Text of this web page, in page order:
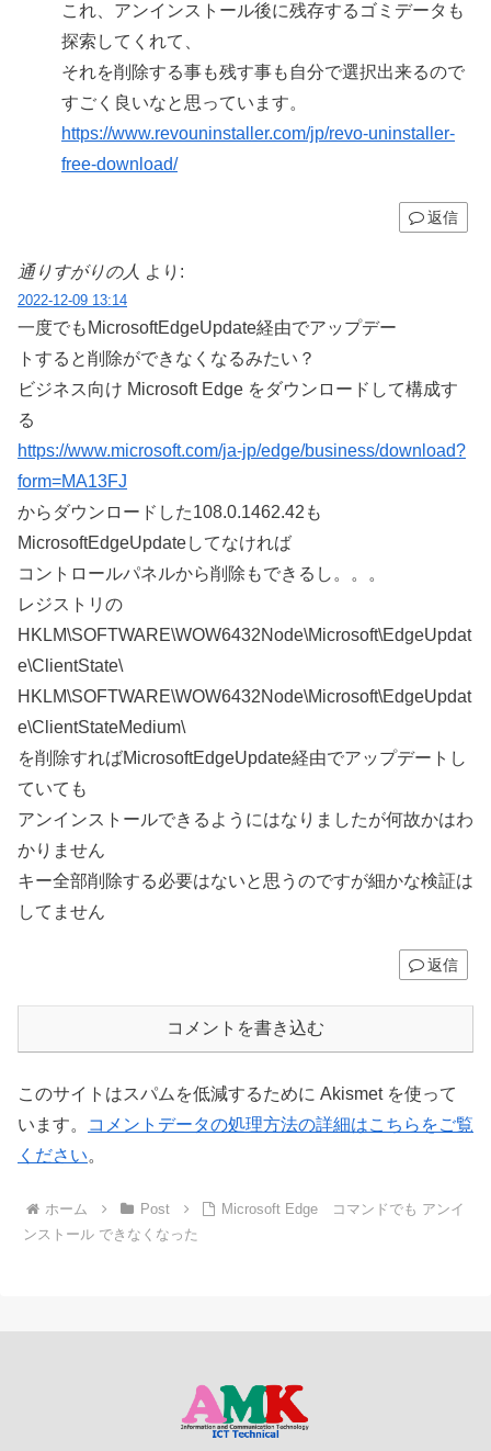
これ、アンインストール後に残存するゴミデータも
探索してくれて、
それを削除する事も残す事も自分で選択出来るので
すごく良いなと思っています。
https://www.revouninstaller.com/jp/revo-uninstaller-
free-download/
返信
通りすがりの人 より:
2022-12-09 13:14
一度でもMicrosoftEdgeUpdate経由でアップデー
トすると削除ができなくなるみたい？
ビジネス向け Microsoft Edge をダウンロードして構成す
る
https://www.microsoft.com/ja-jp/edge/business/download?
form=MA13FJ
からダウンロードした108.0.1462.42も
MicrosoftEdgeUpdateしてなければ
コントロールパネルから削除もできるし。。。
レジストリの
HKLM\SOFTWARE\WOW6432Node\Microsoft\EdgeUpdat
e\ClientState\
HKLM\SOFTWARE\WOW6432Node\Microsoft\EdgeUpdat
e\ClientStateMedium\
を削除すればMicrosoftEdgeUpdate経由でアップデートし
ていても
アンインストールできるようにはなりましたが何故かはわ
かりません
キー全部削除する必要はないと思うのですが細かな検証は
してません
返信
コメントを書き込む
このサイトはスパムを低減するために Akismet を使って
います。
コメントデータの処理方法の詳細はこちらをご覧
ください。
ホーム Post
Microsoft Edge コマンドでも アンイ
ンストール できなくなった